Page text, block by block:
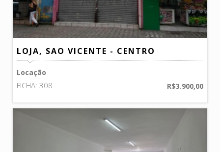
LOJA, SAO VICENTE - CENTRO
Locação
R$3.900,00
FICHA: 308